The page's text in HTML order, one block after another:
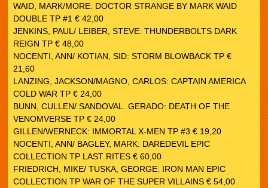
WAID, MARK/MORE: DOCTOR STRANGE BY MARK WAID
DOUBLE TP #1 € 42,00
JENKINS, PAUL/ LEIBER, STEVE: THUNDERBOLTS DARK
REIGN TP € 48,00
NOCENTI, ANN/ KOTIAN, SID: STORM BLOWBACK TP €
21,60
LANZING, JACKSON/MAGNO, CARLOS: CAPTAIN AMERICA
COLD WAR TP € 24,00
BUNN, CULLEN/ SANDOVAL. GERADO: DEATH OF THE
VENOMVERSE TP € 24,00
GILLEN/WERNECK: IMMORTAL X-MEN TP #3 € 19,20
NOCENTI, ANN/ BAGLEY, MARK: DAREDEVIL EPIC
COLLECTION TP LAST RITES € 60,00
FRIEDRICH, MIKE/ TUSKA, GEORGE: IRON MAN EPIC
COLLECTION TP WAR OF THE SUPER VILLAINS € 54,00